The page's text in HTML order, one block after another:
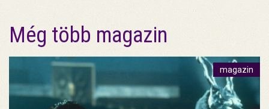
Még több magazin
magazin